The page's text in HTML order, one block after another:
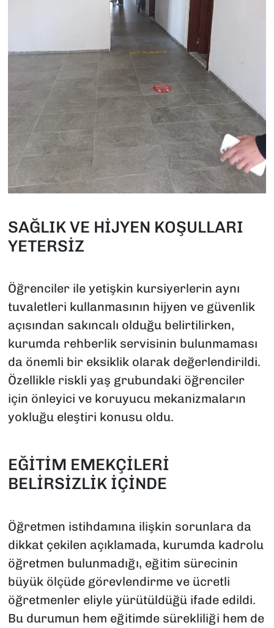
SAĞLIK VE HİJYEN KOŞULLARI
YETERSİZ
Öğrenciler ile yetişkin kursiyerlerin aynı
tuvaletleri kullanmasının hijyen ve güvenlik
açısından sakıncalı olduğu belirtilirken,
kurumda rehberlik servisinin bulunmaması
da önemli bir eksiklik olarak değerlendirildi.
Özellikle riskli yaş grubundaki öğrenciler
için önleyici ve koruyucu mekanizmaların
yokluğu eleştiri konusu oldu.
EĞİTİM EMEKÇİLERİ
BELİRSİZLİK İÇİNDE
Öğretmen istihdamına ilişkin sorunlara da
dikkat çekilen açıklamada, kurumda kadrolu
öğretmen bulunmadığı, eğitim sürecinin
büyük ölçüde görevlendirme ve ücretli
öğretmenler eliyle yürütüldüğü ifade edildi.
Bu durumun hem eğitimde sürekliliği hem de